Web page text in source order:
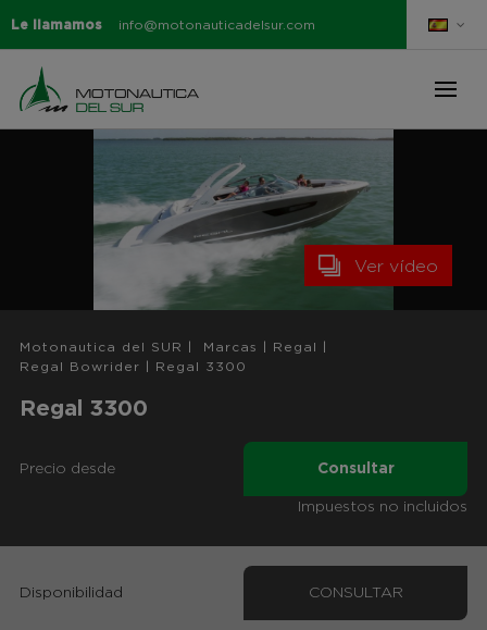
Le llamamos info@motonauticadelsur.com
Ver vídeo
Motonautica del SUR Marcas Regal
Regal Bowrider
Regal 3300
Regal 3300
Precio desde Consultar
Impuestos no incluidos
Disponibilidad CONSULTAR